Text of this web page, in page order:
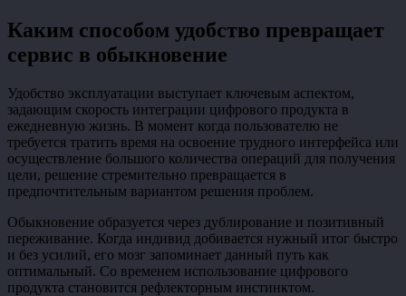
Каким способом удобство превращает
сервис в обыкновение
Удобство эксплуатации выступает ключевым аспектом,
задающим скорость интеграции цифрового продукта в
ежедневную жизнь. В момент когда пользователю не
требуется тратить время на освоение трудного интерфейса или
осуществление большого количества операций для получения
цели, решение стремительно превращается в
предпочтительным вариантом решения проблем.
Обыкновение образуется через дублирование и позитивный
переживание. Когда индивид добивается нужный итог быстро
и без усилий, его мозг запоминает данный путь как
оптимальный. Со временем использование цифрового
продукта становится рефлекторным инстинктом.